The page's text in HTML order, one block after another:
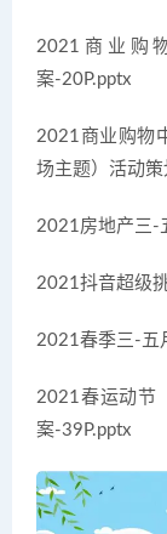
2021商业购
案-20P.pptx
2021商业购物
场主题）活动
2021房地产三-
2021抖音超级
2021春季三-五
2021春运动节
案-39P.pptx